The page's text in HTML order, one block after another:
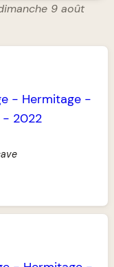
9 août
- Hermitage-
2022